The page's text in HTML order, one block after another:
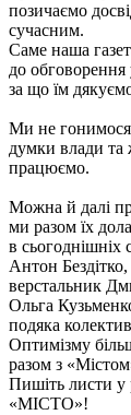
позичаємо
сучасним.
Саме наша
до обговорення
за що їм
Ми не гонимося
думки влади
працюємо.
Можна й далі
ми разом їх
в сьогоднішніх
Антон
верстальник
Ольга
подяка
Оптимізму
разом з
Пишіть листи у
«МІСТО»!